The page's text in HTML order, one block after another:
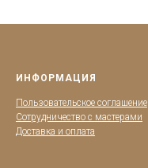
ИНФОРМАЦИЯ
Пользовательское соглашение
Сотрудничество с мастерами
Доставка и оплата